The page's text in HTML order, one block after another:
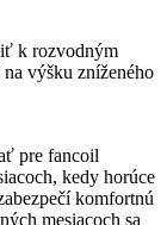
k rozvodným
výšku zníženého
pre fancoil
kedy horúce
komfortnú
mesiacoch sa